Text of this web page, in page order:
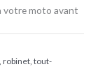
votre moto avant
, robinet, tout-